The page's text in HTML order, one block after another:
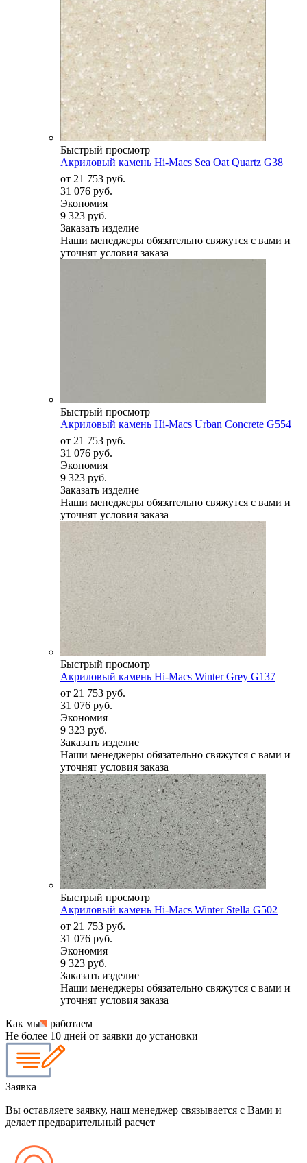
Быстрый просмотр
Акриловый камень Hi-Macs Sea Oat Quartz G38
от 21 753 руб.
31 076 руб.
Экономия
9 323 руб.
Заказать изделие
Наши менеджеры обязательно свяжутся с вами и
уточнят условия заказа
Быстрый просмотр
Акриловый камень Hi-Macs Urban Concrete G554
от 21 753 руб.
31 076 руб.
Экономия
9 323 руб.
Заказать изделие
Наши менеджеры обязательно свяжутся с вами и
уточнят условия заказа
Быстрый просмотр
Акриловый камень Hi-Macs Winter Grey G137
от 21 753 руб.
31 076 руб.
Экономия
9 323 руб.
Заказать изделие
Наши менеджеры обязательно свяжутся с вами и
уточнят условия заказа
Быстрый просмотр
Акриловый камень Hi-Macs Winter Stella G502
от 21 753 руб.
31 076 руб.
Экономия
9 323 руб.
Заказать изделие
Наши менеджеры обязательно свяжутся с вами и
уточнят условия заказа
Как мы
работаем
Не более 10 дней от заявки до установки
Заявка
Вы оставляете заявку, наш менеджер связывается с Вами и
делает предварительный расчет